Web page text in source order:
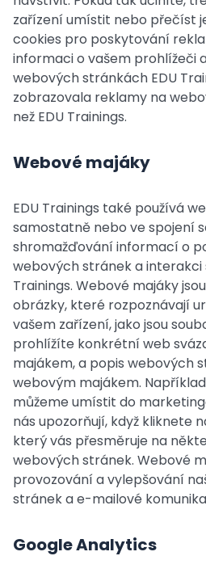
zařízení umístit nebo přečíst
cookies pro poskytování
informaci o vašem prohlížeči
webových stránkách EDU
zobrazovala reklamy na
než EDU Trainings.
Webové majáky
EDU Trainings také používá
samostatně nebo ve spojení
shromažďování informací o
webových stránek a interakci
Trainings. Webové majáky
obrázky, které rozpoznávají
vašem zařízení, jako jsou
prohlížíte konkrétní web
majákem, a popis webových
webovým majákem.
můžeme umístit do
nás upozorňují, když kliknete
který vás přesměruje na
webových stránek. Webové
provozování a vylepšování
stránek a e-mailové
Google Analytics